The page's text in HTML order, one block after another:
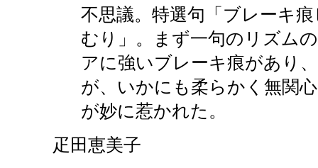
不思議。特選句「ブレーキ
むり」。まず一句のリズム
アに強いブレーキ痕があり
が、いかにも柔らかく無関
が妙に惹かれた。
疋田恵美子